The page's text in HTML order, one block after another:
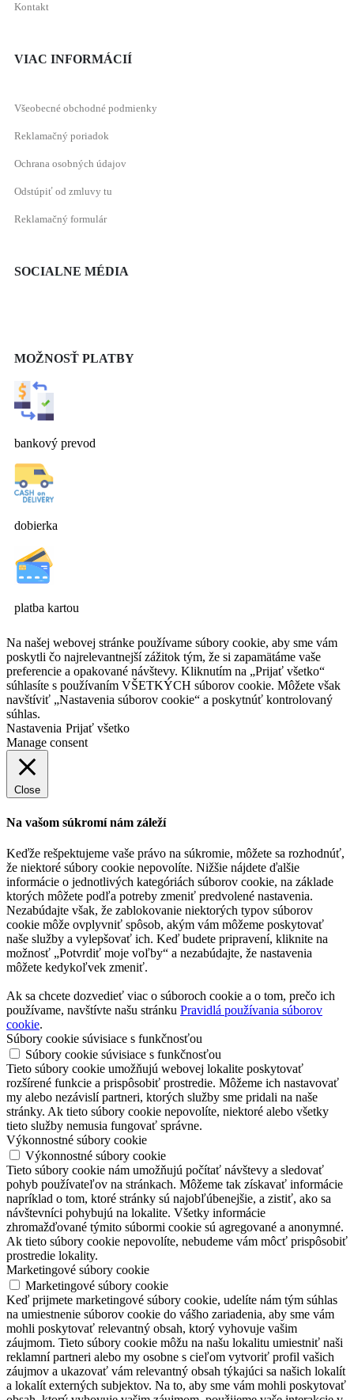
Kontakt
VIAC INFORMÁCIÍ
Všeobecné obchodné podmienky
Reklamačný poriadok
Ochrana osobných údajov
Odstúpiť od zmluvy tu
Reklamačný formulár
SOCIALNE MÉDIA
MOŽNOSŤ PLATBY
bankový prevod
dobierka
platba kartou
Na našej webovej stránke používame súbory cookie, aby sme vám
poskytli čo najrelevantnejší zážitok tým, že si zapamätáme vaše
preferencie a opakované návštevy. Kliknutím na „Prijať všetko“
súhlasíte s používaním VŠETKÝCH súborov cookie. Môžete však
navštíviť „Nastavenia súborov cookie“ a poskytnúť kontrolovaný
súhlas.
Nastavenia Prijať všetko
Manage consent
Close
Na vašom súkromí nám záleží
Keďže rešpektujeme vaše právo na súkromie, môžete sa rozhodnúť,
že niektoré súbory cookie nepovolíte. Nižšie nájdete ďalšie
informácie o jednotlivých kategóriách súborov cookie, na základe
ktorých môžete podľa potreby zmeniť predvolené nastavenia.
Nezabúdajte však, že zablokovanie niektorých typov súborov
cookie môže ovplyvniť spôsob, akým vám môžeme poskytovať
naše služby a vylepšovať ich. Keď budete pripravení, kliknite na
možnosť „Potvrdiť moje voľby“ a nezabúdajte, že nastavenia
môžete kedykoľvek zmeniť.
Ak sa chcete dozvedieť viac o súboroch cookie a o tom, prečo ich
používame, navštívte našu stránku Pravidlá používania súborov
cookie.
Súbory cookie súvisiace s funkčnosťou
Súbory cookie súvisiace s funkčnosťou
Tieto súbory cookie umožňujú webovej lokalite poskytovať
rozšírené funkcie a prispôsobiť prostredie. Môžeme ich nastavovať
my alebo nezávislí partneri, ktorých služby sme pridali na naše
stránky. Ak tieto súbory cookie nepovolíte, niektoré alebo všetky
tieto služby nemusia fungovať správne.
Výkonnostné súbory cookie
Výkonnostné súbory cookie
Tieto súbory cookie nám umožňujú počítať návštevy a sledovať
pohyb používateľov na stránkach. Môžeme tak získavať informácie
napríklad o tom, ktoré stránky sú najobľúbenejšie, a zistiť, ako sa
návštevníci pohybujú na lokalite. Všetky informácie
zhromažďované týmito súbormi cookie sú agregované a anonymné.
Ak tieto súbory cookie nepovolíte, nebudeme vám môcť prispôsobiť
prostredie lokality.
Marketingové súbory cookie
Marketingové súbory cookie
Keď prijmete marketingové súbory cookie, udelíte nám tým súhlas
na umiestnenie súborov cookie do vášho zariadenia, aby sme vám
mohli poskytovať relevantný obsah, ktorý vyhovuje vašim
záujmom. Tieto súbory cookie môžu na našu lokalitu umiestniť naši
reklamní partneri alebo my osobne s cieľom vytvoriť profil vašich
záujmov a ukazovať vám relevantný obsah týkajúci sa našich lokalít
a lokalít externých subjektov. Na to, aby sme vám mohli poskytovať